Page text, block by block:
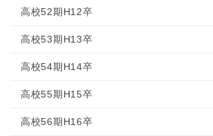
高校52期H12卒
高校53期H13卒
高校54期H14卒
高校55期H15卒
高校56期H16卒